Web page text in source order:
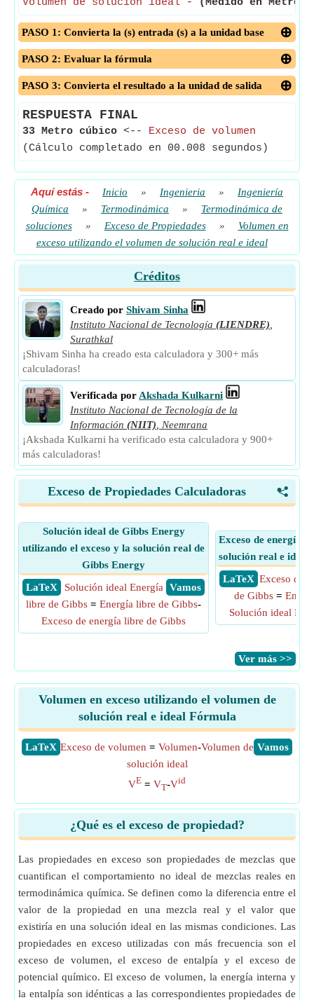
Volumen de solución ideal - (Medido en Metro
PASO 1: Convierta la (s) entrada (s) a la unidad base
PASO 2: Evaluar la fórmula
PASO 3: Convierta el resultado a la unidad de salida
RESPUESTA FINAL
33 Metro cúbico <-- Exceso de volumen
(Cálculo completado en 00.008 segundos)
Aquí estás - Inicio » Ingenieria »
Ingeniería
Química
» Termodinámica »
Termodinámica de
soluciones
» Exceso de Propiedades »
Volumen en
exceso utilizando el volumen de solución real e ideal
Créditos
Creado por Shivam Sinha
Instituto Nacional de Tecnología (LIENDRE)
Surathkal
¡Shivam Sinha ha creado esta calculadora y 300+ más
calculadoras!
Verificada por Akshada Kulkarni
Instituto Nacional de Tecnología de la
Información (NIIT)
Neemrana
¡Akshada Kulkarni ha verificado esta calculadora y 900+
más calculadoras!
<
Exceso de Propiedades Calculadoras
Solución ideal de Gibbs Energy
utilizando el exceso y la solución real de
Gibbs Energy
​ LaTeX
​ Vamos
Solución ideal Energía
libre de Gibbs = Energía libre de Gibbs-
Exceso de energía libre de Gibbs
Exceso de energía
solución real e ideal
​ LaTeX Exceso de
de Gibbs =
Solución ideal
​Ver más >>
Volumen en exceso utilizando el volumen de
solución real e ideal Fórmula
​LaTeX ​Vamos
Exceso de volumen = Volumen-Volumen de
solución ideal
VE = VT-Vid
¿Qué es el exceso de propiedad?
Las propiedades en exceso son propiedades de mezclas que
cuantifican el comportamiento no ideal de mezclas reales en
termodinámica química. Se definen como la diferencia entre el
valor de la propiedad en una mezcla real y el valor que
existiría en una solución ideal en las mismas condiciones. Las
propiedades en exceso utilizadas con más frecuencia son el
exceso de volumen, el exceso de entalpía y el exceso de
potencial químico. El exceso de volumen, la energía interna y
la entalpía son idénticas a las correspondientes propiedades de